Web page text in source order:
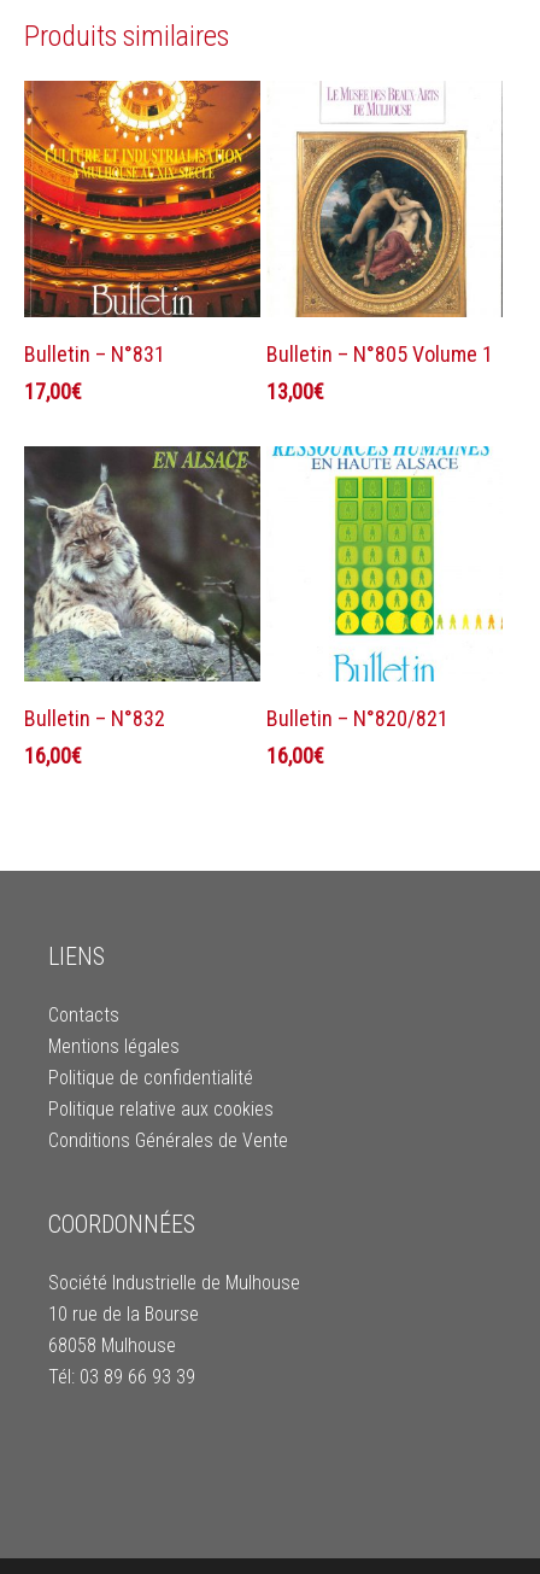
Produits similaires
Bulletin – N°831
17,00€
Ajouter au panier
Bulletin – N°805 Volume 1
13,00€
Ajouter au panier
Bulletin – N°832
16,00€
Ajouter au panier
Bulletin – N°820/821
16,00€
LIENS
Contacts
Mentions légales
Politique de confidentialité
Politique relative aux cookies
Conditions Générales de Vente
COORDONNÉES
Société Industrielle de Mulhouse
10 rue de la Bourse
68058 Mulhouse
Tél: 03 89 66 93 39